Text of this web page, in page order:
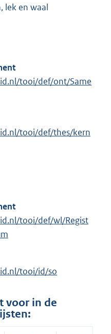
lek en waal
tooi/def/ont/Same
tooi/def/thes/kern
tooi/def/wl/Regist
tooi/id/so
voor in de